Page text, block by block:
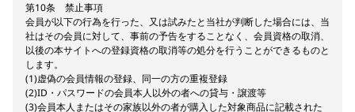
第10条 禁止事項
会員が以下の行為を行った、又は試みたと当社が判断した場合には、当
社はその会員に対して、事前の予告をすることなく、会員資格の取消、
以後の本サイトへの登録資格の取消等の処分を行うことができるものと
します。
(1)虚偽の会員情報の登録、同一の方の重複登録
(2)ID・パスワードの会員本人以外の者への貸与・譲渡等
(3)会員本人またはその家族以外の者が購入した対象商品に記載された